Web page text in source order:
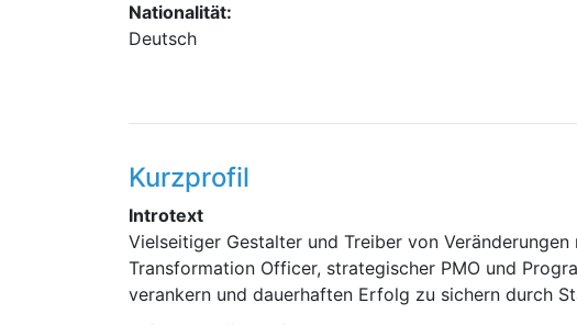
Nationalität:
Deutsch
Kurzprofil
Introtext
Vielseitiger Gestalter und Treiber von
Transformation Officer, strategischer PMO und
verankern und dauerhaften Erfolg zu sichern durch